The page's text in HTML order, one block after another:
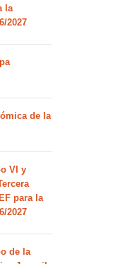
la
2027
de la
VI y
para la
2027
de la